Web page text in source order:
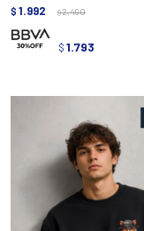
$ 1.992 $ 2.490
$ 1.793